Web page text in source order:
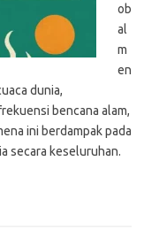
ob
al
m
en
dunia,
bencana alam,
ini berdampak pada
secara keseluruhan.